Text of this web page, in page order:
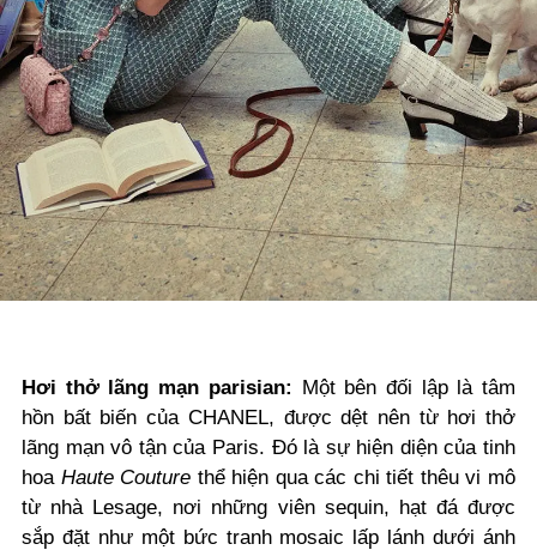
Hơi thở lãng mạn parisian: Một bên đối lập là tâm
hồn bất biến của CHANEL, được dệt nên từ hơi thở
lãng mạn vô tận của Paris. Đó là sự hiện diện của tinh
hoa Haute Couture thể hiện qua các chi tiết thêu vi mô
từ nhà Lesage, nơi những viên sequin, hạt đá được
sắp đặt như một bức tranh mosaic lấp lánh dưới ánh